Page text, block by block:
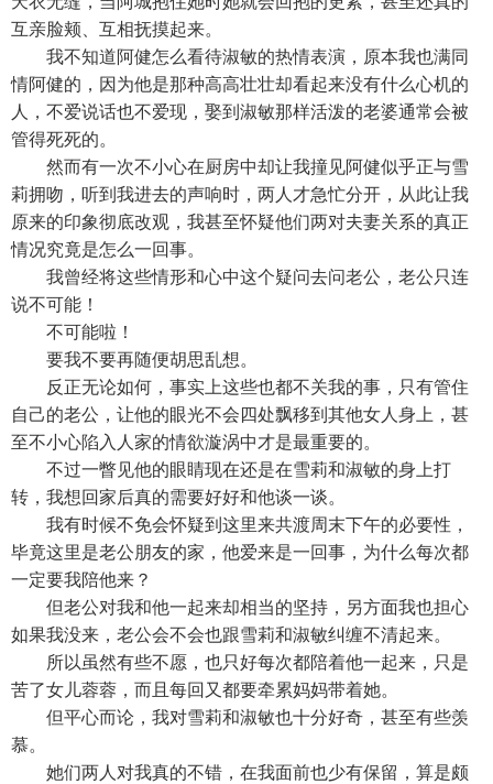
互亲脸颊、互相抚摸起来。
我不知道阿健怎么看待淑敏的热情表演，原本我也满同
情阿健的，因为他是那种高高壮壮却看起来没有什么心机的
人，不爱说话也不爱现，娶到淑敏那样活泼的老婆通常会被
管得死死的。
然而有一次不小心在厨房中却让我撞见阿健似乎正与雪
莉拥吻，听到我进去的声响时，两人才急忙分开，从此让我
原来的印象彻底改观，我甚至怀疑他们两对夫妻关系的真正
情况究竟是怎么一回事。
我曾经将这些情形和心中这个疑问去问老公，老公只连
说不可能！
不可能啦！
要我不要再随便胡思乱想。
反正无论如何，事实上这些也都不关我的事，只有管住
自己的老公，让他的眼光不会四处飘移到其他女人身上，甚
至不小心陷入人家的情欲漩涡中才是最重要的。
不过一瞥见他的眼睛现在还是在雪莉和淑敏的身上打
转，我想回家后真的需要好好和他谈一谈。
我有时候不免会怀疑到这里来共渡周末下午的必要性，
毕竟这里是老公朋友的家，他爱来是一回事，为什么每次都
一定要我陪他来？
但老公对我和他一起来却相当的坚持，另方面我也担心
如果我没来，老公会不会也跟雪莉和淑敏纠缠不清起来。
所以虽然有些不愿，也只好每次都陪着他一起来，只是
苦了女儿蓉蓉，而且每回又都要牵累妈妈带着她。
但平心而论，我对雪莉和淑敏也十分好奇，甚至有些羡
慕。
她们两人对我真的不错，在我面前也少有保留，算是颇